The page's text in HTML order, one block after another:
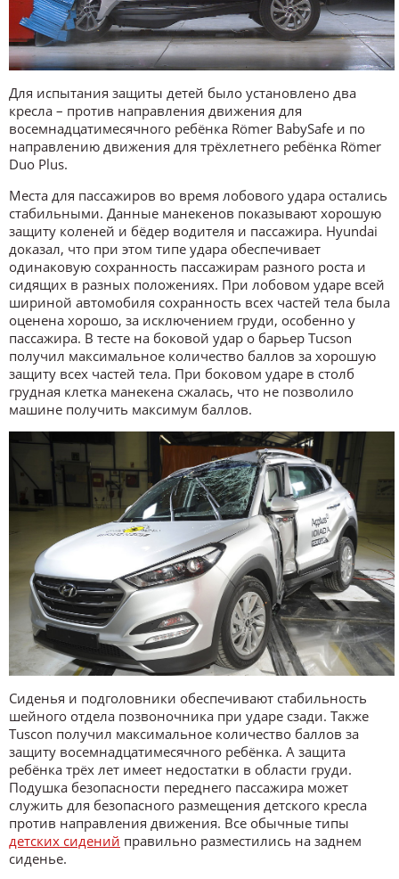
Для испытания защиты детей было установлено два
кресла – против направления движения для
восемнадцатимесячного ребёнка Römer BabySafe и по
направлению движения для трёхлетнего ребёнка Römer
Duo Plus.
Места для пассажиров во время лобового удара остались
стабильными. Данные манекенов показывают хорошую
защиту коленей и бёдер водителя и пассажира. Hyundai
доказал, что при этом типе удара обеспечивает
одинаковую сохранность пассажирам разного роста и
сидящих в разных положениях. При лобовом ударе всей
шириной автомобиля сохранность всех частей тела была
оценена хорошо, за исключением груди, особенно у
пассажира. В тесте на боковой удар о барьер Tucson
получил максимальное количество баллов за хорошую
защиту всех частей тела. При боковом ударе в столб
грудная клетка манекена сжалась, что не позволило
машине получить максимум баллов.
Сиденья и подголовники обеспечивают стабильность
шейного отдела позвоночника при ударе сзади. Также
Tuscon получил максимальное количество баллов за
защиту восемнадцатимесячного ребёнка. А защита
ребёнка трёх лет имеет недостатки в области груди.
Подушка безопасности переднего пассажира может
служить для безопасного размещения детского кресла
против направления движения. Все обычные типы
детских сидений правильно разместились на заднем
сиденье.